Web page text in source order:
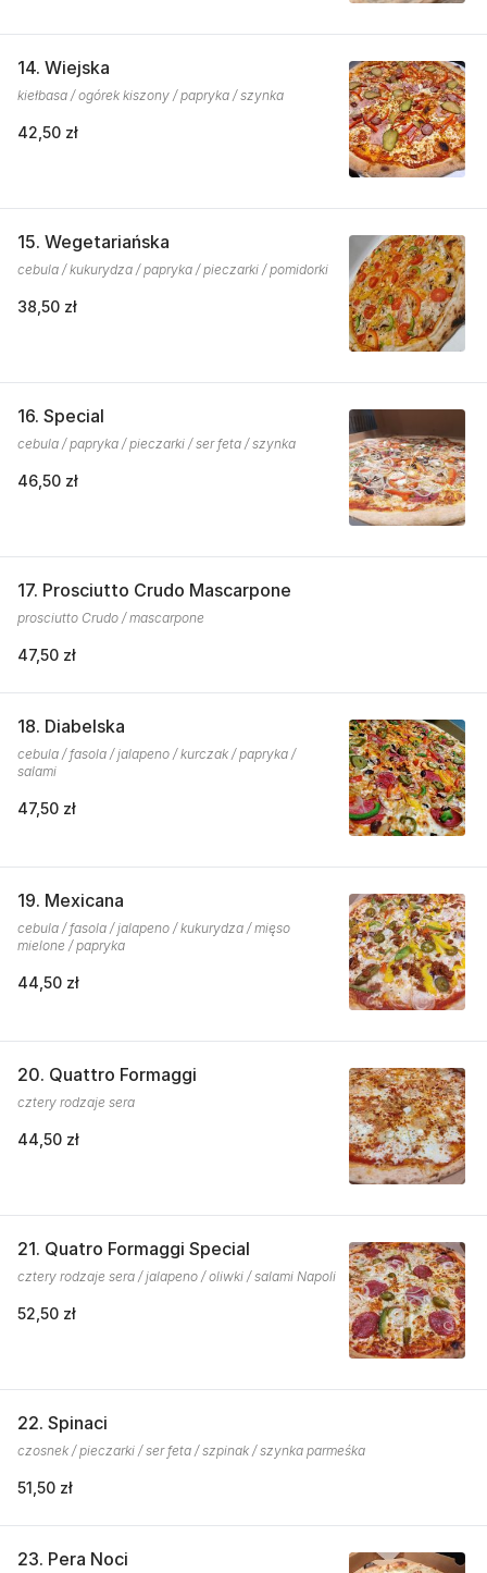
14. Wiejska
kiełbasa / ogórek kiszony / papryka / szynka
42,50 zł
15. Wegetariańska
cebula / kukurydza / papryka / pieczarki / pomidorki
38,50 zł
16. Special
cebula / papryka / pieczarki / ser feta / szynka
46,50 zł
17. Prosciutto Crudo Mascarpone
prosciutto Crudo / mascarpone
47,50 zł
18. Diabelska
cebula / fasola / jalapeno / kurczak / papryka /
salami
47,50 zł
19. Mexicana
cebula / fasola / jalapeno / kukurydza / mięso
mielone / papryka
44,50 zł
20. Quattro Formaggi
cztery rodzaje sera
44,50 zł
21. Quatro Formaggi Special
cztery rodzaje sera / jalapeno / oliwki / salami Napoli
52,50 zł
22. Spinaci
czosnek / pieczarki / ser feta / szpinak / szynka parmeśka
51,50 zł
23. Pera Noci